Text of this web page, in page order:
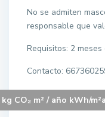
No se admiten
responsable que
Requisitos: 2
Contacto:
CO₂ m² / año kWh/